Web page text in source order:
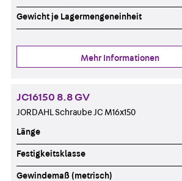
Gewicht je Lagermengeneinheit
Mehr Informationen
JC16150 8.8 GV
JORDAHL Schraube JC M16x150
Länge
Festigkeitsklasse
Gewindemaß (metrisch)